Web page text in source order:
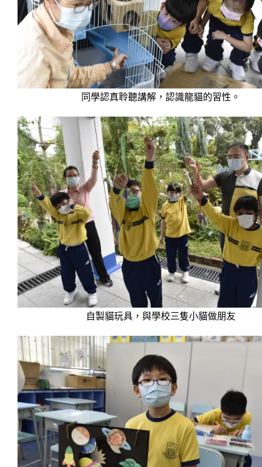
同學認真聆聽講解，認識龍貓的習性。
自製貓玩具，與學校三隻小貓做朋友